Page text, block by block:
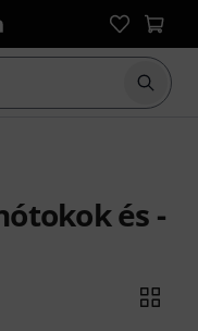
és -